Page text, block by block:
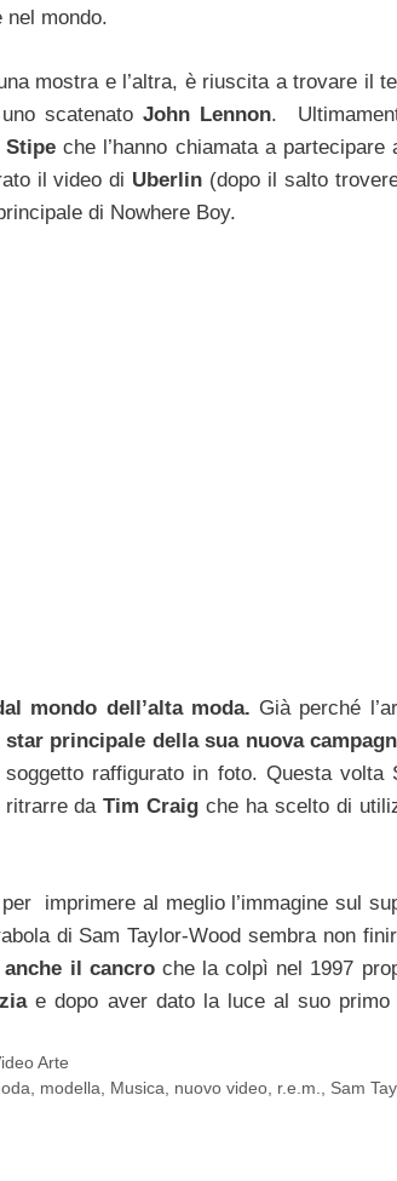
nel mondo.
mostra e l’altra, è riuscita a trovare il
uno scatenatoJohn Lennon.
Stipeche l’hanno chiamata a partecipare
il video di Uberlin (dopo il salto
di Nowhere Boy.
mondo dell’alta moda. Già perché
star principale della sua nuova
raffigurato in foto. Questa volta
ritrarre daTim Craigche ha scelto di
imprimere al meglio l’immagine sul
di Sam Taylor-Wood sembra non
il cancroche la colpì nel 1997
e dopo aver dato la luce al suo
Arte
modella Musica nuovo video r.e.m. Sam